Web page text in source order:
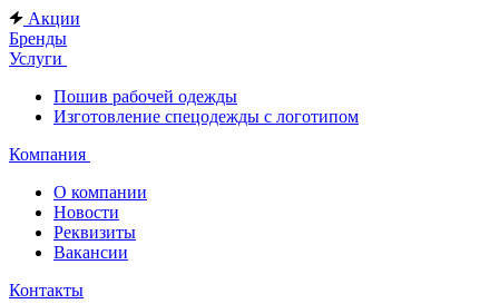
Акции
Бренды
Услуги
Пошив рабочей одежды
Изготовление спецодежды с логотипом
Компания
О компании
Новости
Реквизиты
Вакансии
Контакты